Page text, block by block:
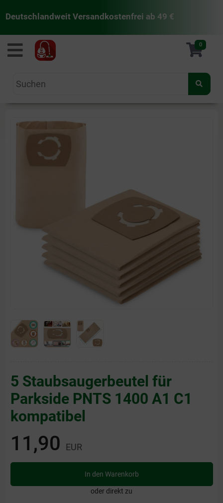
Deutschlandweit Versandkostenfrei ab 49 €
staubsaugermanufaktur 0
5 Staubsaugerbeutel für
Parkside PNTS 1400 A1 C1
kompatibel
11,90 EUR
In den Warenkorb
oder direkt zu